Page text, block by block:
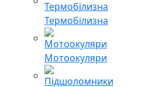
Термобілизна
Мотоокуляри